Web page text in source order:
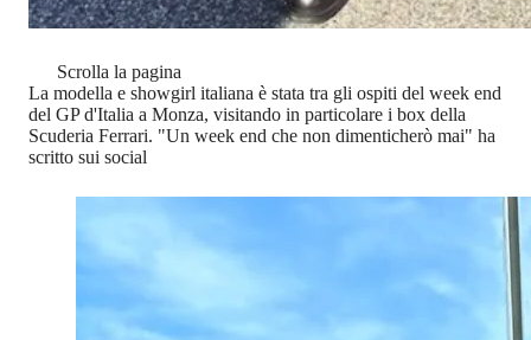
Scrolla la pagina
La modella e showgirl italiana è stata tra gli ospiti del week end
del GP d'Italia a Monza, visitando in particolare i box della
Scuderia Ferrari. "Un week end che non dimenticherò mai" ha
scritto sui social